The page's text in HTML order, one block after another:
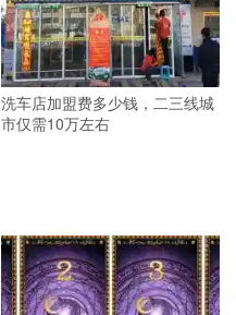
洗车店加盟费多少钱，二三线城
市仅需10万左右